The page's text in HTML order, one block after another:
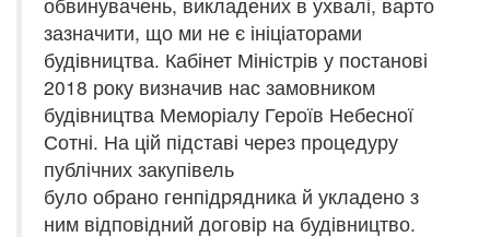
зазначити, що ми не є ініціаторами
будівництва. Кабінет Міністрів у постанові
2018 року визначив нас замовником
будівництва Меморіалу Героїв Небесної
Сотні. На цій підставі через процедуру
публічних закупівель
було обрано генпідрядника й укладено з
ним відповідний договір на будівництво.